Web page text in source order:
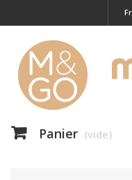
Panier (vide)